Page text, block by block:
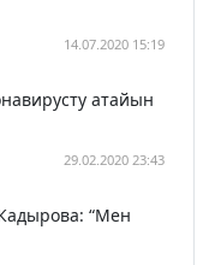
14.07.2020 15:19
атайын
29.02.2020 23:43
“Мен